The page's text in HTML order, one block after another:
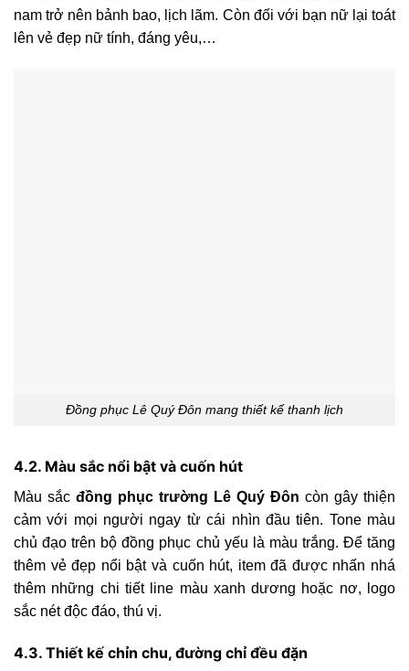
nam trở nên bảnh bao, lịch lãm. Còn đối với bạn nữ lại toát
lên vẻ đẹp nữ tính, đáng yêu,…
Đồng phục Lê Quý Đôn mang thiết kế thanh lịch
4.2. Màu sắc nổi bật và cuốn hút
Màu sắc đồng phục trường Lê Quý Đôn còn gây thiện
cảm với mọi người ngay từ cái nhìn đầu tiên. Tone màu
chủ đạo trên bộ đồng phục chủ yếu là màu trắng. Để tăng
thêm vẻ đẹp nổi bật và cuốn hút, item đã được nhấn nhá
thêm những chi tiết line màu xanh dương hoặc nơ, logo
sắc nét độc đáo, thú vị.
4.3. Thiết kế chỉn chu, đường chỉ đều đặn